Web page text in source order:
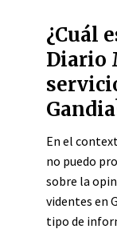
¿Cuál
Diario
En el
no puedo
sobre la
videntes en
tipo de